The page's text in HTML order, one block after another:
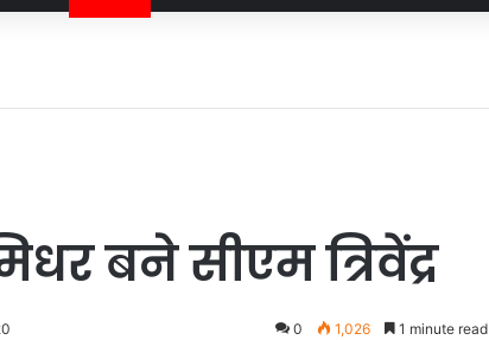
बने सीएम त्रिवेंद्र
0 1,026 1 minute read